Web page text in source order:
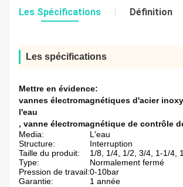
Les Spécifications Définition
Les spécifications
Mettre en évidence:
vannes électromagnétiques d'acier
l'eau
, vanne électromagnétique de contrôle
Media:
L'eau
Structure:
Interruption
Taille du produit:
1/8, 1/4, 1/2, 3/4, 1-1/4,
Type:
Normalement fermé
Pression de travail:0-10bar
Garantie:
1 année